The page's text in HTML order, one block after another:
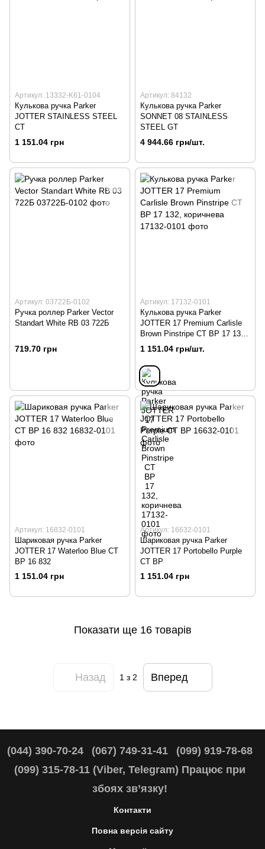
Артикул: 13332-K61-0104
Кулькова ручка Parker
JOTTER STAINLESS STEEL
СТ
1 151.04 грн
Артикул: 84132
Кулькова ручка Parker
SONNET 08 STAINLESS
STEEL GT
4 944.66 грн/шт.
Артикул: 03722Б-0102
Ручка роллер Parker Vector
Standart White RB 03 722Б
719.70 грн
Артикул: 17132-0101
Кулькова ручка Parker
JOTTER 17 Premium Carlisle
Brown Pinstripe CT BP 17 132,
коричнева
1 151.04 грн/шт.
Артикул: 16832-0101
Шариковая ручка Parker
JOTTER 17 Waterloo Blue CT
BP 16 832
1 151.04 грн
Артикул: 16632-0101
Шариковая ручка Parker
JOTTER 17 Portobello Purple
CT BP
1 151.04 грн
Показати ще 16 товарів
Назад 1з 2 Вперед
(044) 390-70-24 (067) 749-31-41
(099) 919-78-68
(099) 315-78-11 (Viber, Telegram) Працює при
збоях зв’язку!
Контакти
Повна версія сайту